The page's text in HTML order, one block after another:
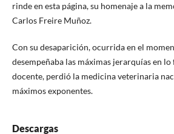
rinde en esta página, su homenaje a la
Carlos Freire Muñoz.
Con su desaparición, ocurrida en el
desempeñaba las máximas jerarquías en
docente, perdió la medicina veterinaria
máximos exponentes.
Descargas